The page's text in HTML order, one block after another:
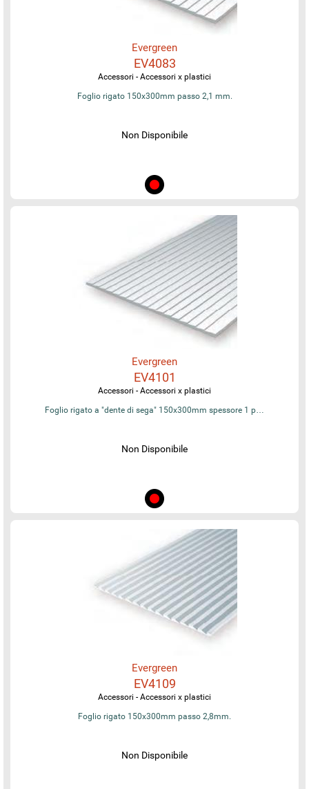
Evergreen
EV4083
Accessori - Accessori x plastici
Foglio rigato 150x300mm passo 2,1 mm.
Non Disponibile
Evergreen
EV4101
Accessori - Accessori x plastici
Foglio rigato a "dente di sega" 150x300mm spessore 1 p…
Non Disponibile
Evergreen
EV4109
Accessori - Accessori x plastici
Foglio rigato 150x300mm passo 2,8mm.
Non Disponibile